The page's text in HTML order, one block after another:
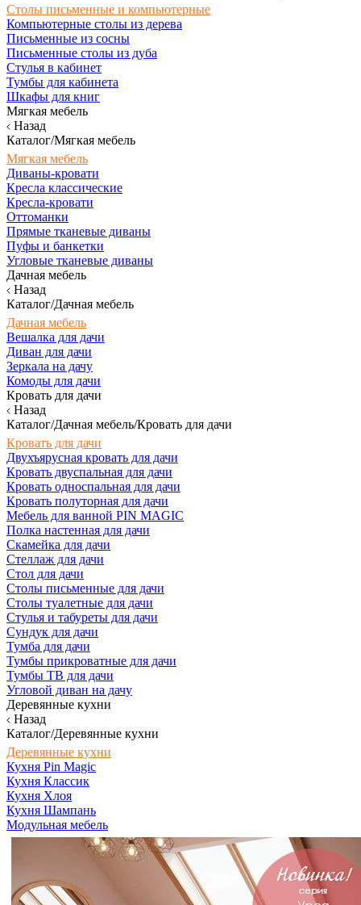
Столы письменные и компьютерные
Компьютерные столы из дерева
Письменные из сосны
Письменные столы из дуба
Стулья в кабинет
Тумбы для кабинета
Шкафы для книг
Мягкая мебель
Назад
Каталог/Мягкая мебель
Мягкая мебель
Диваны-кровати
Кресла классические
Кресла-кровати
Оттоманки
Прямые тканевые диваны
Пуфы и банкетки
Угловые тканевые диваны
Дачная мебель
Назад
Каталог/Дачная мебель
Дачная мебель
Вешалка для дачи
Диван для дачи
Зеркала на дачу
Комоды для дачи
Кровать для дачи
Назад
Каталог/Дачная мебель/Кровать для дачи
Кровать для дачи
Двухъярусная кровать для дачи
Кровать двуспальная для дачи
Кровать односпальная для дачи
Кровать полуторная для дачи
Мебель для ванной PIN MAGIC
Полка настенная для дачи
Скамейка для дачи
Стеллаж для дачи
Стол для дачи
Столы письменные для дачи
Столы туалетные для дачи
Стулья и табуреты для дачи
Сундук для дачи
Тумба для дачи
Тумбы прикроватные для дачи
Тумбы ТВ для дачи
Угловой диван на дачу
Деревянные кухни
Назад
Каталог/Деревянные кухни
Деревянные кухни
Кухня Pin Magic
Кухня Классик
Кухня Хлоя
Кухня Шампань
Модульная мебель